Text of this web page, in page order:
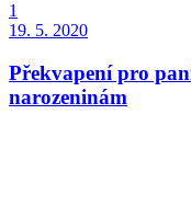
1
19. 5. 2020
Překvapení pro
narozeninám